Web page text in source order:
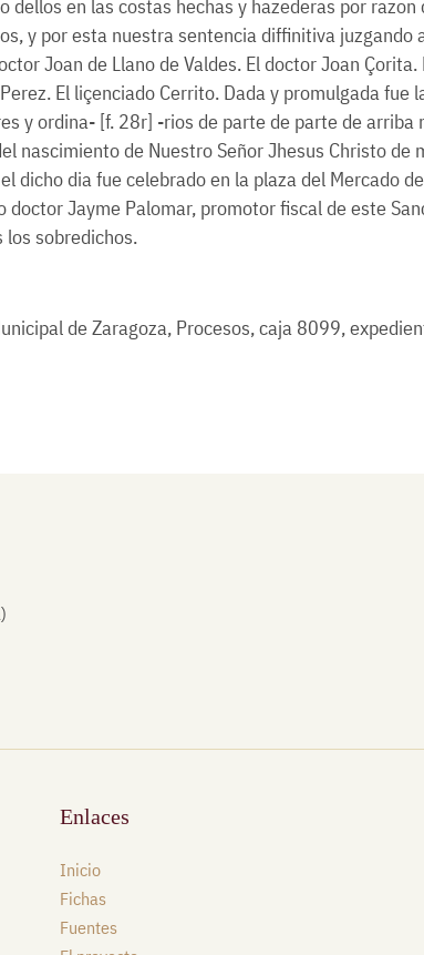
dellos en las costas hechas y hazederas por
y por esta nuestra sentencia diffinitiva
Joan de Llano de Valdes. El doctor Joan
El liçenciado Cerrito. Dada y promulgada
y ordina- [f. 28r] -rios de parte de parte de arriba
nascimiento de Nuestro Señor Jhesus Christo
dicho dia fue celebrado en la plaza del Mercado
doctor Jayme Palomar, promotor fiscal de este
los sobredichos.
de Zaragoza, Procesos, caja 8099,
Enlaces
Inicio
Fichas
Fuentes